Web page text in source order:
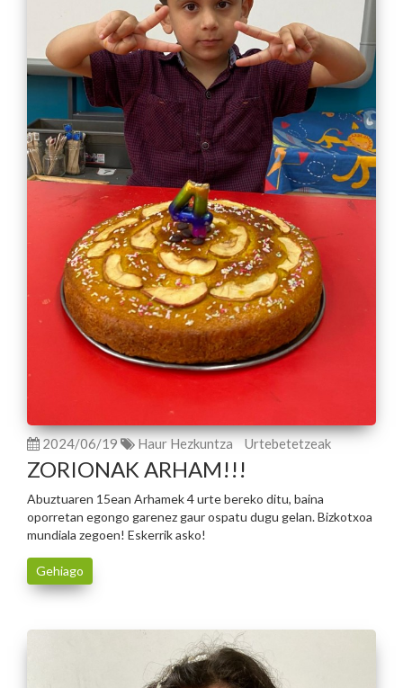
2024/06/19 Haur Hezkuntza Urtebetetzeak
ZORIONAK ARHAM!!!
Abuztuaren 15ean Arhamek 4 urte bereko ditu, baina
oporretan egongo garenez gaur ospatu dugu gelan. Bizkotxoa
mundiala zegoen! Eskerrik asko!
Gehiago